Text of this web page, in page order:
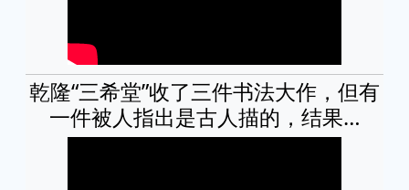
乾隆“三希堂”收了三件书法大作，但有
一件被人指出是古人描的，结果…